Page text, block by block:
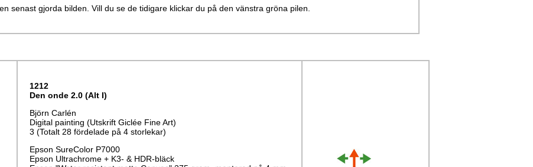
senast gjorda bilden. Vill du se de tidigare klickar du på den vänstra gröna pilen.
1212
Den onde 2.0 (Alt I)
Björn Carlén
Digital painting (Utskrift Giclée Fine Art)
3 (Totalt 28 fördelade på 4 storlekar)
Epson SureColor P7000
Epson Ultrachrome + K3- & HDR-bläck